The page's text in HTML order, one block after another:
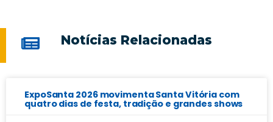
Notícias Relacionadas
ExpoSanta 2026 movimenta Santa Vitória com
quatro dias de festa, tradição e grandes shows